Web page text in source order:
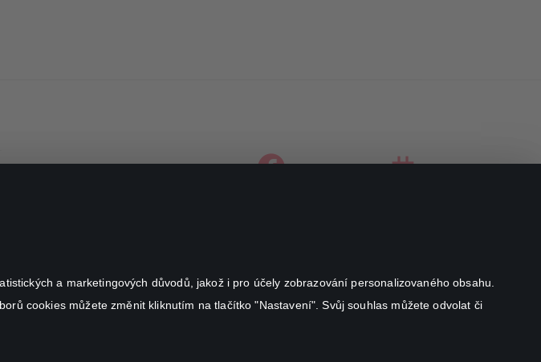
a marketingových důvodů, jakož i pro účely zobrazování personalizovaného obsahu.
cookies můžete změnit kliknutím na tlačítko "Nastavení". Svůj souhlas můžete odvolat či
facebookinstagram
Canal+ Luxembourg S. à r.l. se sídlem Rue Albert Borschette 4,